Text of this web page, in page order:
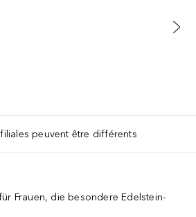
peuvent être différents
für Frauen, die besondere Edelstein-